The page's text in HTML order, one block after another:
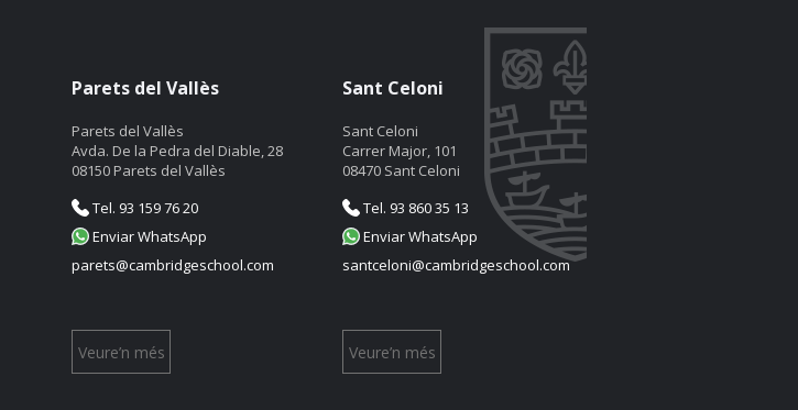
Parets del Vallès
Parets del Vallès
Avda. De la Pedra del Diable, 28
08150 Parets del Vallès
Tel. 93 159 76 20
Enviar WhatsApp
parets@cambridgeschool.com
Veure’n més
Sant Celoni
Sant Celoni
Carrer Major, 101
08470 Sant Celoni
Tel. 93 860 35 13
Enviar WhatsApp
santceloni@cambridgeschool.com
Veure’n més